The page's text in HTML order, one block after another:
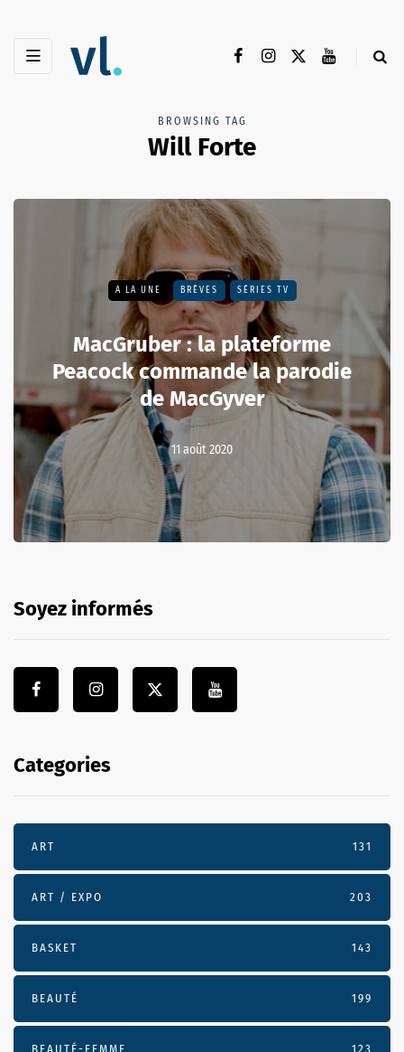
BROWSING TAG
Will Forte
A LA UNE BRÈVES SÉRIES TV
MacGruber : la plateforme
Peacock commande la parodie
de MacGyver
11 août 2020
Soyez informés
Categories
ART 131
ART / EXPO 203
BASKET 143
BEAUTÉ 199
BEAUTÉ-FEMME 123